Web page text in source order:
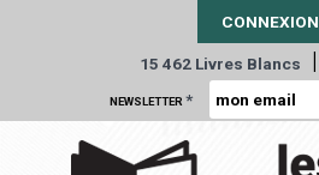
CONNEXION
15 462 Livres Blancs |
NEWSLETTER *